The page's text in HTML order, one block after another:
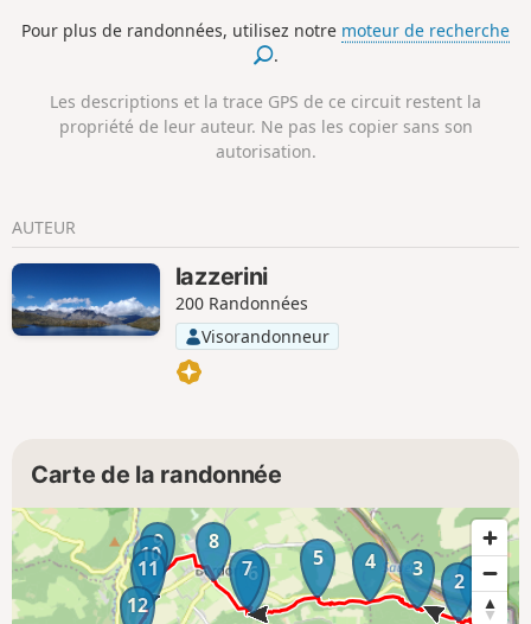
Pour plus de randonnées, utilisez notre moteur de recherche
.
Les descriptions et la trace GPS de ce circuit restent la
propriété de leur auteur. Ne pas les copier sans son
autorisation.
AUTEUR
lazzerini
200 Randonnées
Visorandonneur
Carte de la randonnée
1
2
3
4
5
6
7
8
9
10
11
12